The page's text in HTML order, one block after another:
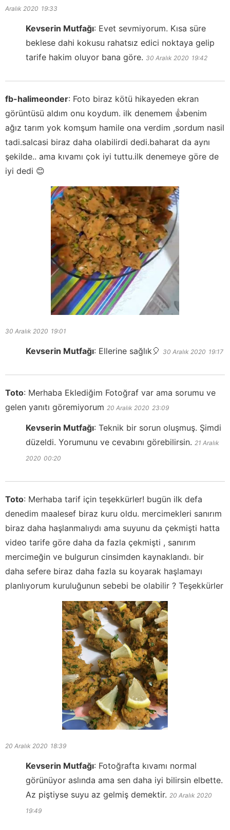
Aralık 2020 19:33
Kevserin Mutfağı: Evet sevmiyorum. Kısa süre
beklese dahi kokusu rahatsız edici noktaya gelip
tarife hakim oluyor bana göre. 30 Aralık 2020 19:42
fb-halimeonder: Foto biraz kötü hikayeden ekran
görüntüsü aldım onu koydum. ilk denemem 👍benim
ağız tarım yok komşum hamile ona verdim ,sordum nasil
tadi.salcasi biraz daha olabilirdi dedi.baharat da aynı
şekilde.. ama kıvamı çok iyi tuttu.ilk denemeye göre de
iyi dedi 😊
30 Aralık 2020 19:01
Kevserin Mutfağı: Ellerine sağlık🎈 30 Aralık 2020 19:17
Toto: Merhaba Eklediğim Fotoğraf var ama sorumu ve
gelen yanıtı göremiyorum 20 Aralık 2020 23:09
Kevserin Mutfağı: Teknik bir sorun oluşmuş. Şimdi
düzeldi. Yorumunu ve cevabını görebilirsin. 21 Aralık
2020 00:20
Toto: Merhaba tarif için teşekkürler! bugün ilk defa
denedim maalesef biraz kuru oldu. mercimekleri sanırım
biraz daha haşlanmalıydı ama suyunu da çekmişti hatta
video tarife göre daha da fazla çekmişti , sanırım
mercimeğin ve bulgurun cinsimden kaynaklandı. bir
daha sefere biraz daha fazla su koyarak haşlamayı
planlıyorum kuruluğunun sebebi be olabilir ? Teşekkürler
20 Aralık 2020 18:39
Kevserin Mutfağı: Fotoğrafta kıvamı normal
görünüyor aslında ama sen daha iyi bilirsin elbette.
Az piştiyse suyu az gelmiş demektir. 20 Aralık 2020
19:49